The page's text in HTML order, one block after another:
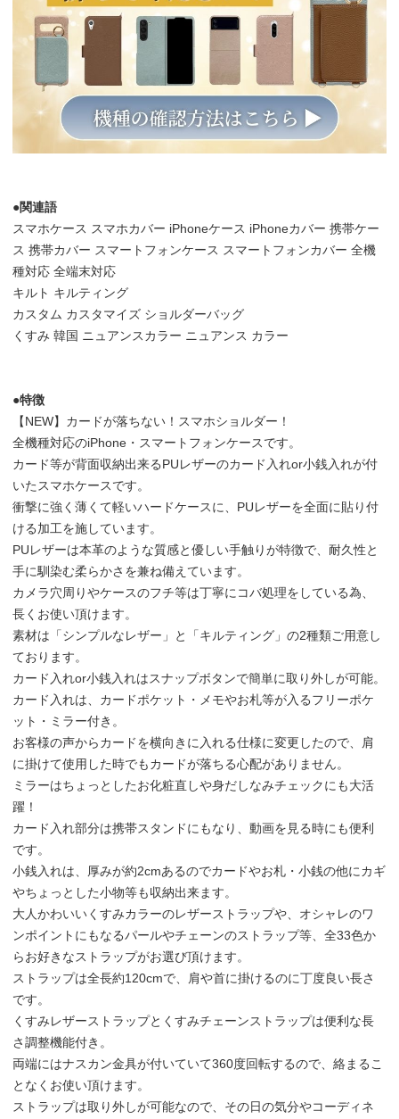
●関連語
スマホケース スマホカバー iPhoneケース iPhoneカバー 携帯ケー
ス 携帯カバー スマートフォンケース スマートフォンカバー 全機
種対応 全端末対応
キルト キルティング
カスタム カスタマイズ ショルダーバッグ
くすみ 韓国 ニュアンスカラー ニュアンス カラー
●特徴
【NEW】カードが落ちない！スマホショルダー！
全機種対応のiPhone・スマートフォンケースです。
カード等が背面収納出来るPUレザーのカード入れor小銭入れが付
いたスマホケースです。
衝撃に強く薄くて軽いハードケースに、PUレザーを全面に貼り付
ける加工を施しています。
PUレザーは本革のような質感と優しい手触りが特徴で、耐久性と
手に馴染む柔らかさを兼ね備えています。
カメラ穴周りやケースのフチ等は丁寧にコバ処理をしている為、
長くお使い頂けます。
素材は「シンプルなレザー」と「キルティング」の2種類ご用意し
ております。
カード入れor小銭入れはスナップボタンで簡単に取り外しが可能。
カード入れは、カードポケット・メモやお札等が入るフリーポケ
ット・ミラー付き。
お客様の声からカードを横向きに入れる仕様に変更したので、肩
に掛けて使用した時でもカードが落ちる心配がありません。
ミラーはちょっとしたお化粧直しや身だしなみチェックにも大活
躍！
カード入れ部分は携帯スタンドにもなり、動画を見る時にも便利
です。
小銭入れは、厚みが約2cmあるのでカードやお札・小銭の他にカギ
やちょっとした小物等も収納出来ます。
大人かわいいくすみカラーのレザーストラップや、オシャレのワ
ンポイントにもなるパールやチェーンのストラップ等、全33色か
らお好きなストラップがお選び頂けます。
ストラップは全長約120cmで、肩や首に掛けるのに丁度良い長さ
です。
くすみレザーストラップとくすみチェーンストラップは便利な長
さ調整機能付き。
両端にはナスカン金具が付いていて360度回転するので、絡まるこ
となくお使い頂けます。
ストラップは取り外しが可能なので、その日の気分やコーディネ